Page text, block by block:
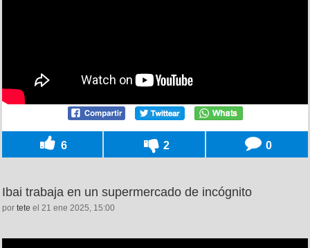
6 2 0
Ibai trabaja en un supermercado de incógnito
por tete el 21 ene 2025, 15:00